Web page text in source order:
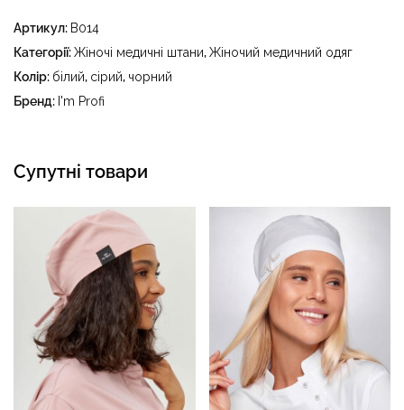
прасувати за температури праски до 150 °C - не
відбілювати - суха чистка з використанням
тетрахлоретилену (перхлоретилену) та вуглеводів
температури до 40 °C
Артикул: B014
Категорії:Жіночі медичні штани,Жіночий медичний одяг
Колір: білий, сірий, чорний
Бренд: I'm Profi
Супутні товари